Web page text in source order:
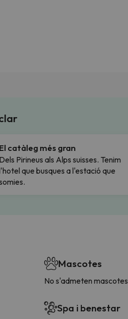
El catàleg més gran
Dels Pirineus als Alps suisses. Tenim
que busques a l'estació que
Mascotes
No s'admeten mascotes
Spa i benestar